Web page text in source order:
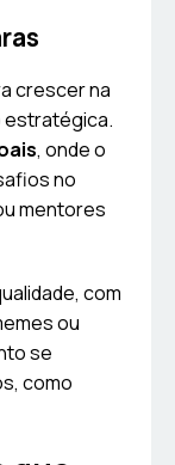
crescer na
estratégica.
, onde o
no
mentores
com
ou
se
como